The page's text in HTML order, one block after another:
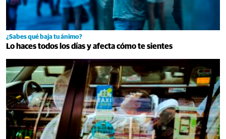
¿Sabes qué baja tu ánimo?
Lo haces todos los días y afecta cómo te sientes